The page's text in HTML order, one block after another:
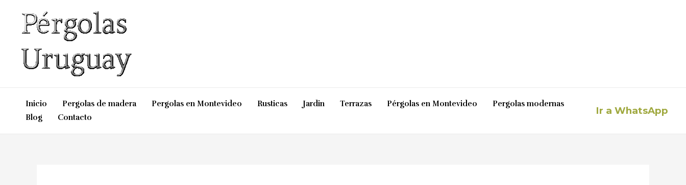
contenido
Inicio Pergolas de madera Pergolas en Montevideo Rusticas Jardin Terrazas Pérgolas en Montevideo
Pergolas modernas
Blog
Contacto
Ir a WhatsApp